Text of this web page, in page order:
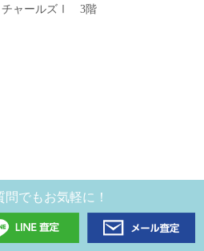
チャールズⅠ 3階
問でもお気軽に！